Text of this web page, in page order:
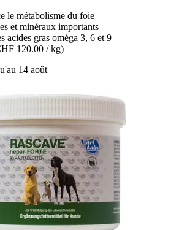
le métabolisme du foie
et minéraux importants
acides gras oméga 3, 6 et 9
120.00 / kg)
14 août